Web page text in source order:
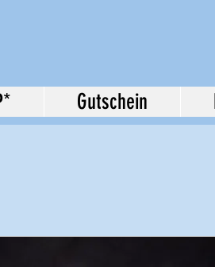
Gutschein